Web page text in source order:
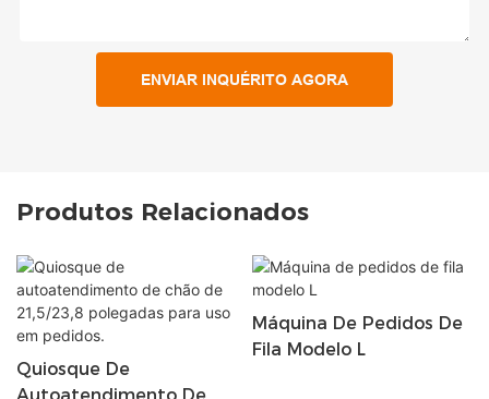
ENVIAR INQUÉRITO AGORA
Produtos Relacionados
Quiosque De
Autoatendimento De
Máquina De Pedidos De
Fila Modelo L